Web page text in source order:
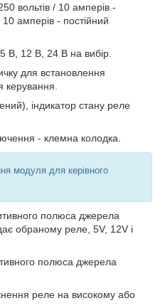
вольтів / 10 амперів -
амперів - постійний
В, 12 В, 24 В на вибір.
для встановлення
керування.
індикатор стану реле
- клемна колодка.
модуля для керівного
полюса джерела
обраному реле, 5V, 12V і
полюса джерела
реле на високому або